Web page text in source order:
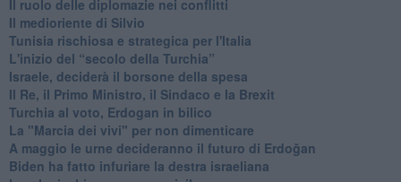
Il ruolo delle diplomazie nei conflitti
Il medioriente di Silvio
Tunisia rischiosa e strategica per l'Italia
L'inizio del “secolo della Turchia”
Israele, deciderà il borsone della spesa
Il Re, il Primo Ministro, il Sindaco e la Brexit
Turchia al voto, Erdogan in bilico
La "Marcia dei vivi" per non dimenticare
A maggio le urne decideranno il futuro di Erdoğan
Biden ha fatto infuriare la destra israeliana